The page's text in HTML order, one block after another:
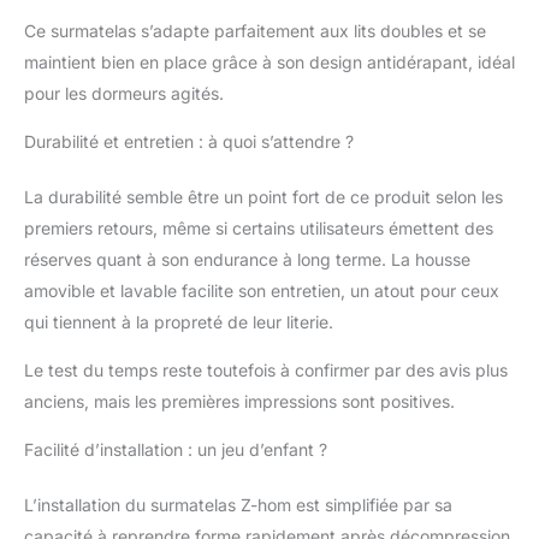
cm est équipé de
antidérapantes aux
fermement sur le
inférieur est un tissu
avec des particules
antidérapantes pour
augmenter la friction.
Le matelas ne bougera
pas même si vous
lit. Tissu et matériau de
base de première
fabriqué en fibres de
qualité, la mousse à
mémoire de forme en
Ce surmatelas s’adapte parfaitement aux lits doubles et se
maintient bien en place grâce à son design antidérapant, idéal
pour les dormeurs agités.
Durabilité et entretien : à quoi s’attendre ?
La durabilité semble être un point fort de ce produit selon les
premiers retours, même si certains utilisateurs émettent des
réserves quant à son endurance à long terme. La housse
amovible et lavable facilite son entretien, un atout pour ceux
qui tiennent à la propreté de leur literie.
Le test du temps reste toutefois à confirmer par des avis plus
anciens, mais les premières impressions sont positives.
Facilité d’installation : un jeu d’enfant ?
L’installation du surmatelas Z-hom est simplifiée par sa